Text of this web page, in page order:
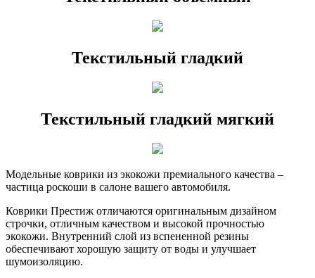
Текстильный гладкий
Текстильный гладкий мягкий
Модельные коврики из экокожи премиального качества –
частица роскоши в салоне вашего автомобиля.
Коврики Престиж отличаются оригинальным дизайном
строчки, отличным качеством и высокой прочностью
экокожи. Внутренний слой из вспененной резины
обеспечивают хорошую защиту от воды и улучшает
шумоизоляцию.